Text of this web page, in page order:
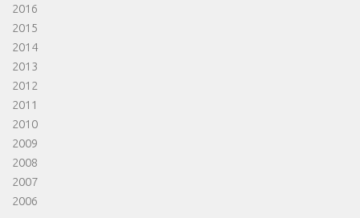
2016
2015
2014
2013
2012
2011
2010
2009
2008
2007
2006